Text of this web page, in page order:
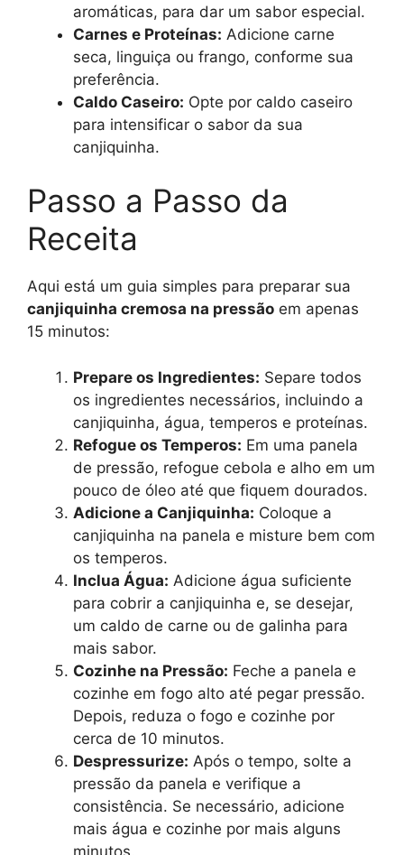
aromáticas, para dar um sabor especial.
Carnes e Proteínas: Adicione carne
seca, linguiça ou frango, conforme sua
preferência.
Caldo Caseiro: Opte por caldo caseiro
para intensificar o sabor da sua
canjiquinha.
Passo a Passo da
Receita
Aqui está um guia simples para preparar sua
canjiquinha cremosa na pressão em apenas
15 minutos:
Prepare os Ingredientes: Separe todos
os ingredientes necessários, incluindo a
canjiquinha, água, temperos e proteínas.
Refogue os Temperos: Em uma panela
de pressão, refogue cebola e alho em um
pouco de óleo até que fiquem dourados.
Adicione a Canjiquinha: Coloque a
canjiquinha na panela e misture bem com
os temperos.
Inclua Água: Adicione água suficiente
para cobrir a canjiquinha e, se desejar,
um caldo de carne ou de galinha para
mais sabor.
Cozinhe na Pressão: Feche a panela e
cozinhe em fogo alto até pegar pressão.
Depois, reduza o fogo e cozinhe por
cerca de 10 minutos.
Despressurize: Após o tempo, solte a
pressão da panela e verifique a
consistência. Se necessário, adicione
mais água e cozinhe por mais alguns
minutos.